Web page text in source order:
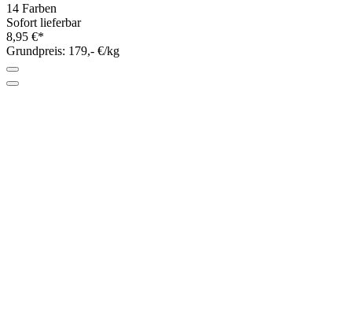
14 Farben
Sofort lieferbar
8,95 €*
Grundpreis: 179,- €/kg